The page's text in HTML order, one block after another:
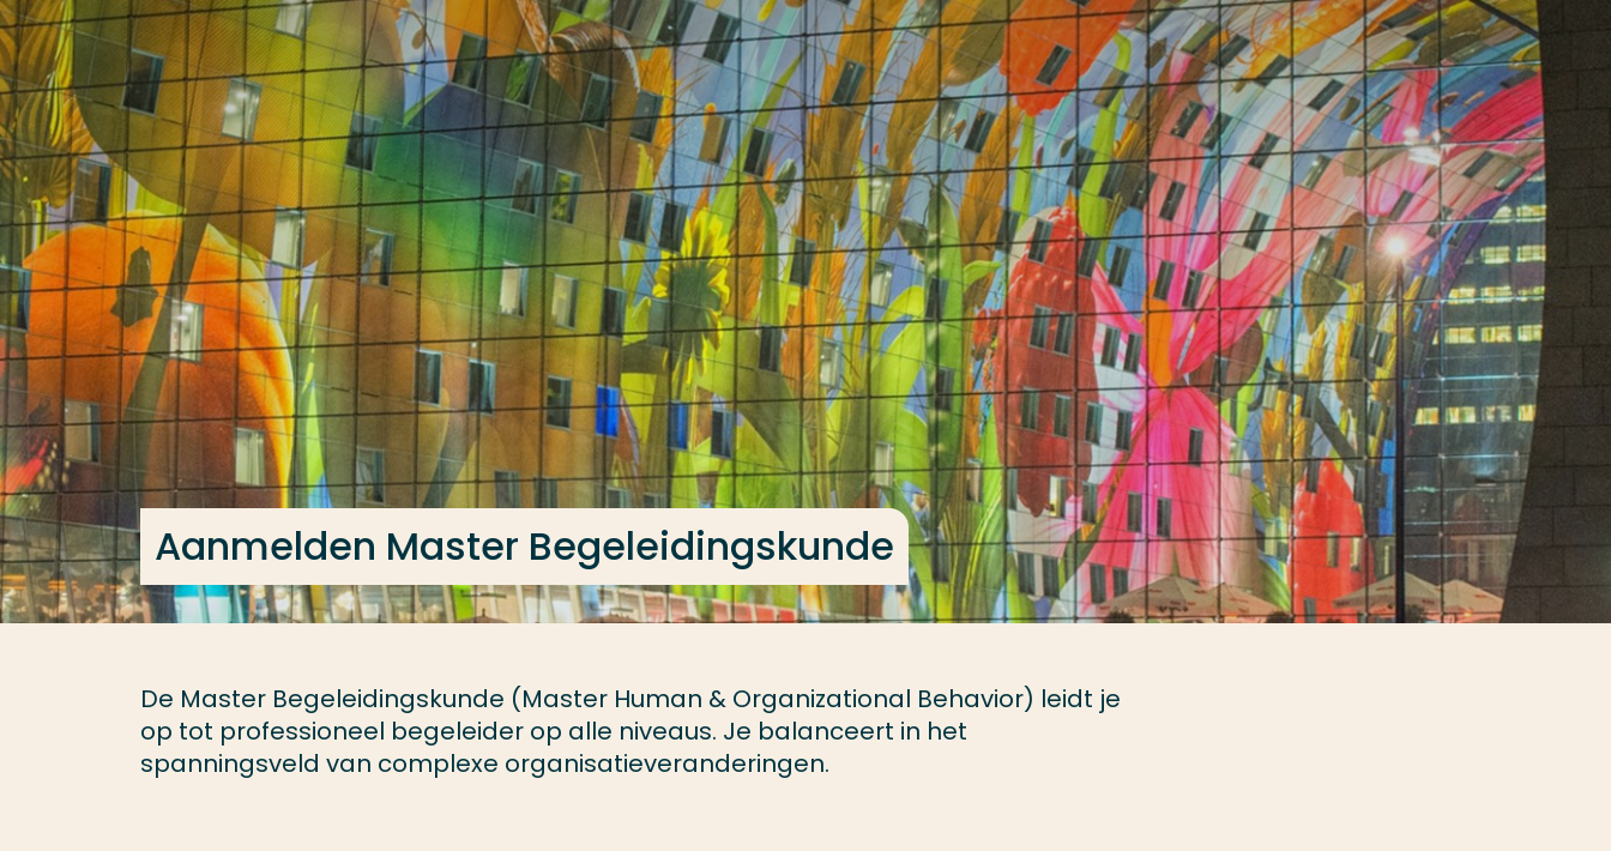
Ga direct naar de content
Aanmelden Master Begeleidingskunde
De Master Begeleidingskunde (Master Human & Organizational Behavior) leidt je
op tot professioneel begeleider op alle niveaus. Je balanceert in het
spanningsveld van complexe organisatieveranderingen.
Veel gezocht
Opleiding
Contact